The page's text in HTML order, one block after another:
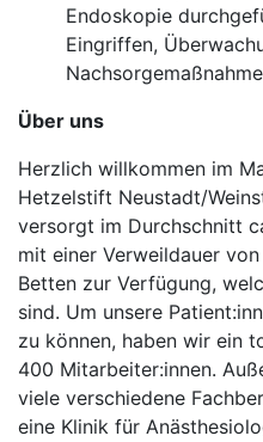
Endoskopie
Eingriffen,
Über uns
Herzlich willkommen im
Hetzelstift Neustadt/
versorgt im Durchschnitt
mit einer Verweildauer
Betten zur Verfügung,
sind. Um unsere
zu können, haben wir ein
400 Mitarbeiter:innen.
viele verschiedene
eine Klinik für